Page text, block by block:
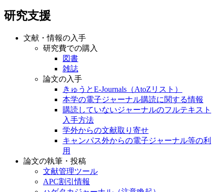
研究支援
文献・情報の入手
研究費での購入
図書
雑誌
論文の入手
きゅうとE-Journals（AtoZリスト）
本学の電子ジャーナル購読に関する情報
購読していないジャーナルのフルテキスト
入手方法
学外からの文献取り寄せ
キャンパス外からの電子ジャーナル等の利
用
論文の執筆・投稿
文献管理ツール
APC割引情報